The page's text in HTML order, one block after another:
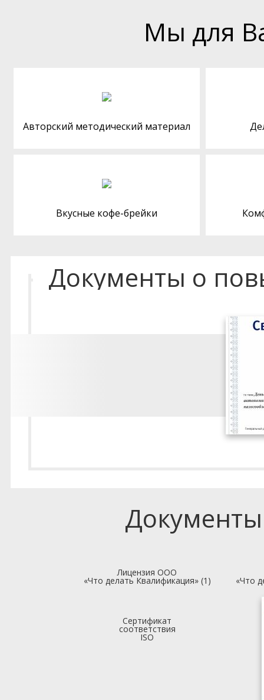
Мы для
Авторский методический материал
Вкусные кофе-брейки
Документы о
Лицензия ООО
«Что делать Квалификация» (1) «Что
Сертификат
соответствия
ISO